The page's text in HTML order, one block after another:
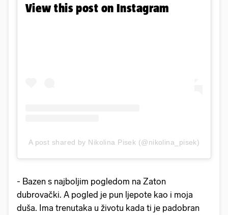
View this post on Instagram
A post shared by Nikolina Pisek (@nikolina_pisek)
- Bazen s najboljim pogledom na Zaton
dubrovački. A pogled je pun ljepote kao i moja
duša. Ima trenutaka u životu kada ti je padobran